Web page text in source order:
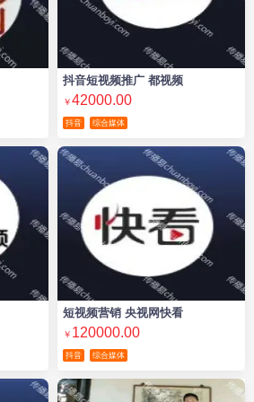
抖音短视频推广 都视频
￥42000.00
抖音 综合媒体
短视频营销 央视网快看
￥ 120000.00
抖音 综合媒体